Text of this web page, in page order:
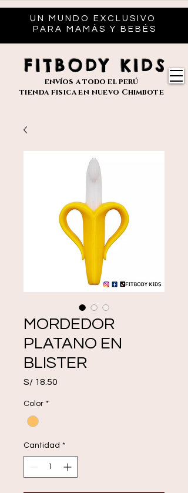
UN MUNDO EXCLUSIVO
PARA MAMÁS Y BEBÉS
FITBODY KIDS
envíos a todo el perú
tienda fisica en nuevo Chimbote
MORDEDOR
PLATANO EN
BLISTER
S/ 18.50
Color *
Cantidad *